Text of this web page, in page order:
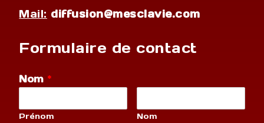
Mail: diffusion@mesclavie.com
Formulaire de contact
Nom *
Prénom Nom